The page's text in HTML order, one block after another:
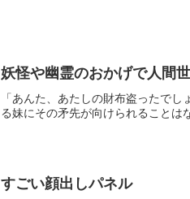
妖怪や幽霊のおかげで人間
「あんた、あたしの財布盗ったで
る妹にその矛先が向けられることは
すごい顔出しパネル